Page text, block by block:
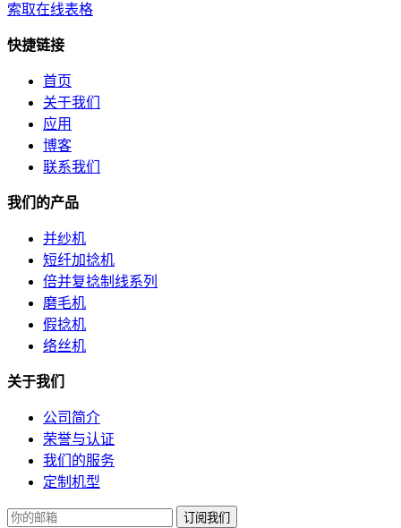
索取在线表格
快捷链接
首页
关于我们
应用
博客
联系我们
我们的产品
并纱机
短纤加捻机
倍并复捻制线系列
磨毛机
假捻机
络丝机
关于我们
公司简介
荣誉与认证
我们的服务
定制机型